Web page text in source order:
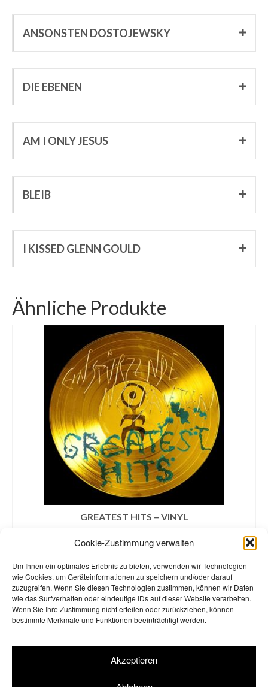
Cookie-Zustimmung verwalten
Um Ihnen ein optimales Erlebnis zu bieten, verwenden wir Technologien
wie Cookies, um Geräteinformationen zu speichern und/oder darauf
zuzugreifen. Wenn Sie diesen Technologien zustimmen, können wir Daten
wie das Surfverhalten oder eindeutige IDs auf dieser Website verarbeiten.
Wenn Sie Ihre Zustimmung nicht erteilen oder zurückziehen, können
bestimmte Merkmale und Funktionen beeinträchtigt werden.
Akzeptieren
ANSONSTEN DOSTOJEWSKY
DIE EBENEN
AM I ONLY JESUS
BLEIB
I KISSED GLENN GOULD
Ähnliche Produkte
GREATEST HITS – VINYL
€
IN DEN WARENKORB